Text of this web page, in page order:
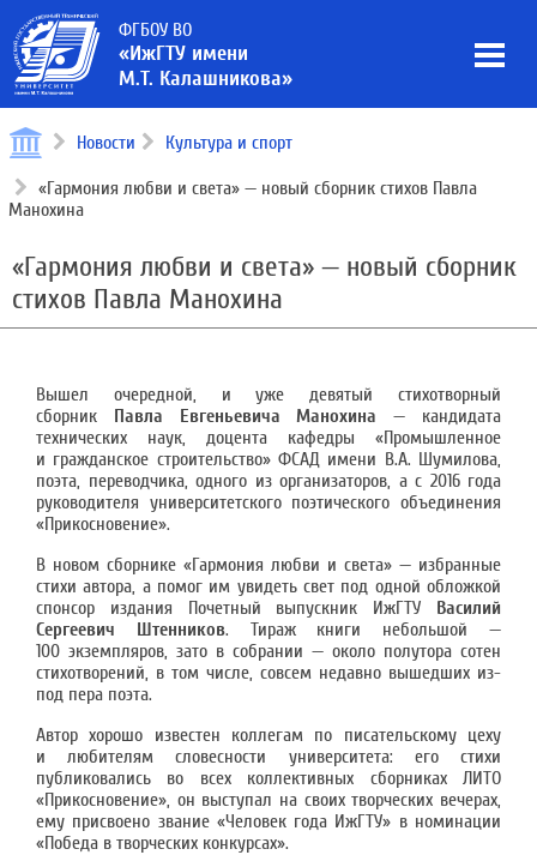
ФГБОУ ВО
«ИжГТУ имени
М.Т. Калашникова»
Новости Культура и спорт
«Гармония любви и света» — новый сборник стихов Павла
Манохина
«Гармония любви и света» — новый сборник
стихов Павла Манохина
Вышел очередной, и уже девятый стихотворный
сборник Павла Евгеньевича Манохина — кандидата
технических наук, доцента кафедры «Промышленное
и гражданское строительство» ФСАД имени В.А. Шумилова,
поэта, переводчика, одного из организаторов, а с 2016 года
руководителя университетского поэтического объединения
«Прикосновение».
В новом сборнике «Гармония любви и света» — избранные
стихи автора, а помог им увидеть свет под одной обложкой
спонсор издания Почетный выпускник ИжГТУ Василий
Сергеевич Штенников. Тираж книги небольшой —
100 экземпляров, зато в собрании — около полутора сотен
стихотворений, в том числе, совсем недавно вышедших из-
под пера поэта.
Автор хорошо известен коллегам по писательскому цеху
и любителям словесности университета: его стихи
публиковались во всех коллективных сборниках ЛИТО
«Прикосновение», он выступал на своих творческих вечерах,
ему присвоено звание «Человек года ИжГТУ» в номинации
«Победа в творческих конкурсах».